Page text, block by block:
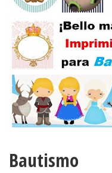
Bautismo